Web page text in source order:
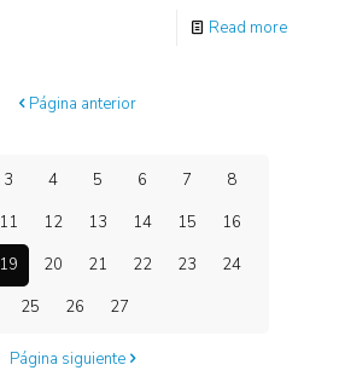
Read more
Página anterior
3 4 5 6 7
8
11 12 13 14 15
16
19 20 21 22 23
24
25
26 27
Página siguiente